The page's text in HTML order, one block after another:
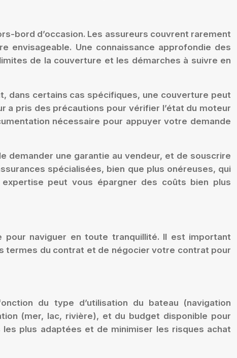
bord d’occasion. Les assureurs couvrent rarement
envisageable. Une connaissance approfondie des
de la couverture et les démarches à suivre en
dans certains cas spécifiques, une couverture peut
a pris des précautions pour vérifier l’état du moteur
nécessaire pour appuyer votre demande
demander une garantie au vendeur, et de souscrire
spécialisées, bien que plus onéreuses, qui
peut vous épargner des coûts bien plus
pour naviguer en toute tranquillité. Il est important
termes du contrat et de négocier votre contrat pour
du type d’utilisation du bateau (navigation
(mer, lac, rivière), et du budget disponible pour
plus adaptées et de minimiser les risques achat